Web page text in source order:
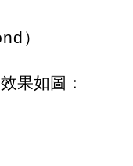
）
果如圖：